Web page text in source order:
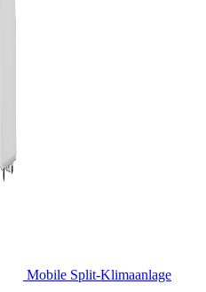
Mobile Split-Klimaanlage